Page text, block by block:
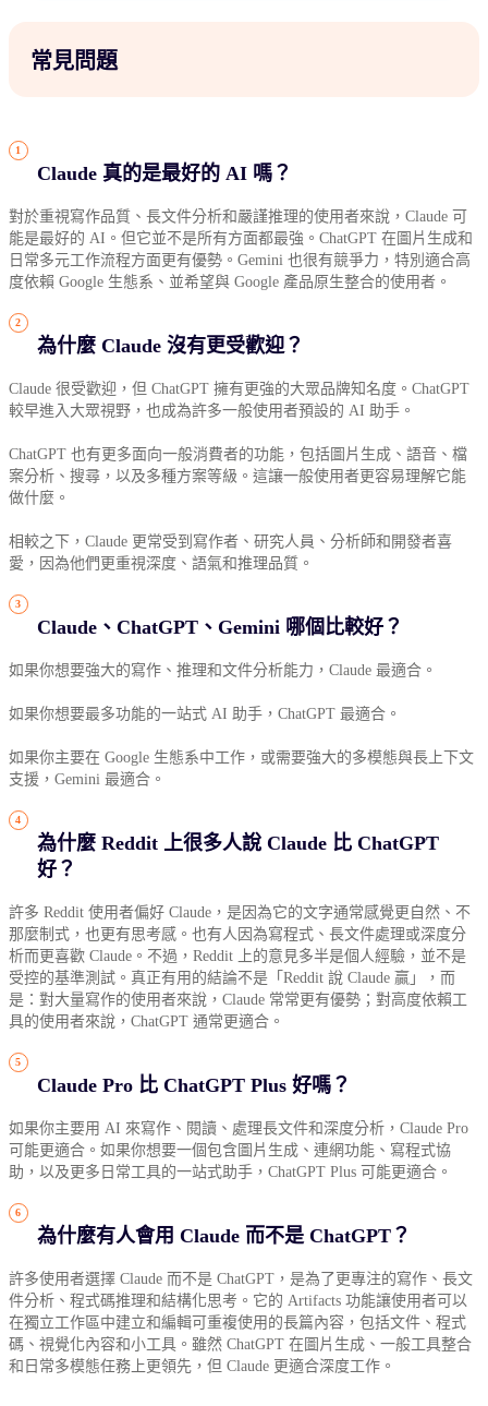
常見問題
Claude 真的是最好的 AI 嗎？
對於重視寫作品質、長文件分析和嚴謹推理的使用者來說，Claude 可
能是最好的 AI。但它並不是所有方面都最強。ChatGPT 在圖片生成和
日常多元工作流程方面更有優勢。Gemini 也很有競爭力，特別適合高
度依賴 Google 生態系、並希望與 Google 產品原生整合的使用者。
為什麼 Claude 沒有更受歡迎？
Claude 很受歡迎，但 ChatGPT 擁有更強的大眾品牌知名度。ChatGPT
較早進入大眾視野，也成為許多一般使用者預設的 AI 助手。
ChatGPT 也有更多面向一般消費者的功能，包括圖片生成、語音、檔
案分析、搜尋，以及多種方案等級。這讓一般使用者更容易理解它能
做什麼。
相較之下，Claude 更常受到寫作者、研究人員、分析師和開發者喜
愛，因為他們更重視深度、語氣和推理品質。
Claude、ChatGPT、Gemini 哪個比較好？
如果你想要強大的寫作、推理和文件分析能力，Claude 最適合。
如果你想要最多功能的一站式 AI 助手，ChatGPT 最適合。
如果你主要在 Google 生態系中工作，或需要強大的多模態與長上下文
支援，Gemini 最適合。
為什麼 Reddit 上很多人說 Claude 比 ChatGPT
好？
許多 Reddit 使用者偏好 Claude，是因為它的文字通常感覺更自然、不
那麼制式，也更有思考感。也有人因為寫程式、長文件處理或深度分
析而更喜歡 Claude。不過，Reddit 上的意見多半是個人經驗，並不是
受控的基準測試。真正有用的結論不是「Reddit 說 Claude 贏」，而
是：對大量寫作的使用者來說，Claude 常常更有優勢；對高度依賴工
具的使用者來說，ChatGPT 通常更適合。
Claude Pro 比 ChatGPT Plus 好嗎？
如果你主要用 AI 來寫作、閱讀、處理長文件和深度分析，Claude Pro
可能更適合。如果你想要一個包含圖片生成、連網功能、寫程式協
助，以及更多日常工具的一站式助手，ChatGPT Plus 可能更適合。
為什麼有人會用 Claude 而不是 ChatGPT？
許多使用者選擇 Claude 而不是 ChatGPT，是為了更專注的寫作、長文
件分析、程式碼推理和結構化思考。它的 Artifacts 功能讓使用者可以
在獨立工作區中建立和編輯可重複使用的長篇內容，包括文件、程式
碼、視覺化內容和小工具。雖然 ChatGPT 在圖片生成、一般工具整合
和日常多模態任務上更領先，但 Claude 更適合深度工作。